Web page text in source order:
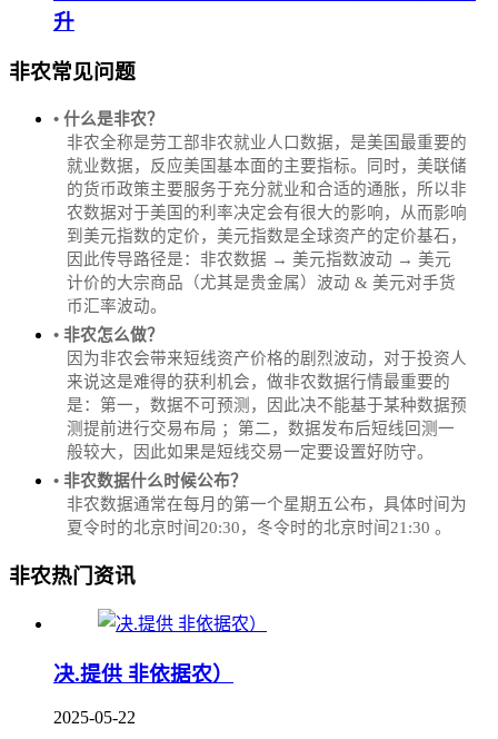
升
非农常见问题
• 什么是非农？
非农全称是劳工部非农就业人口数据，是美国最重要的
就业数据，反应美国基本面的主要指标。同时，美联储
的货币政策主要服务于充分就业和合适的通胀，所以非
农数据对于美国的利率决定会有很大的影响，从而影响
到美元指数的定价，美元指数是全球资产的定价基石，
因此传导路径是：非农数据 → 美元指数波动 → 美元
计价的大宗商品（尤其是贵金属）波动 & 美元对手货
币汇率波动。
• 非农怎么做？
因为非农会带来短线资产价格的剧烈波动，对于投资人
来说这是难得的获利机会，做非农数据行情最重要的
是：第一，数据不可预测，因此决不能基于某种数据预
测提前进行交易布局 ；第二，数据发布后短线回测一
般较大，因此如果是短线交易一定要设置好防守。
• 非农数据什么时候公布？
‌非农数据通常在每月的第一个星期五公布，具体时间为
夏令时的北京时间20:30，冬令时的北京时间21:30‌‌ 。
非农热门资讯
决.提供 非依据农）
2025-05-22